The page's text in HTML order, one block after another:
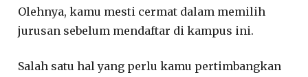
Olehnya, kamu mesti cermat dalam memilih
jurusan sebelum mendaftar di kampus ini.
Salah satu hal yang perlu kamu pertimbangkan